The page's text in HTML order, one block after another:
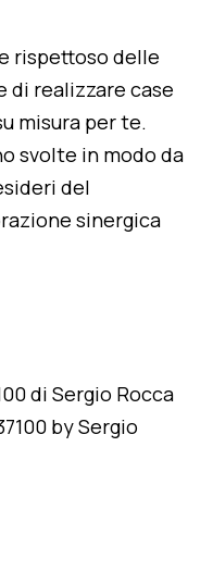
rispettoso delle
di realizzare case
misura per te.
svolte in modo da
del
sinergica